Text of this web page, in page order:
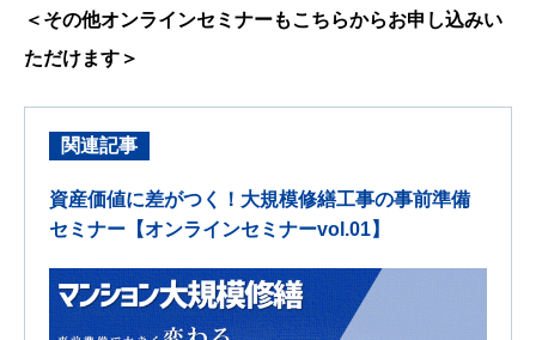
＜その他オンラインセミナーもこちらからお申し込みい
ただけます＞
関連記事
資産価値に差がつく！大規模修繕工事の事前準備
セミナー【オンラインセミナーvol.01】